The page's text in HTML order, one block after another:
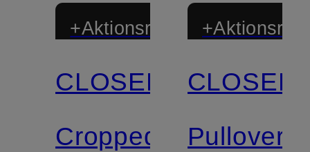
+Aktionsrabatt
Zertifiziert
CLOSED
Cropped
Zertifiziert
CLOSED
Pullover